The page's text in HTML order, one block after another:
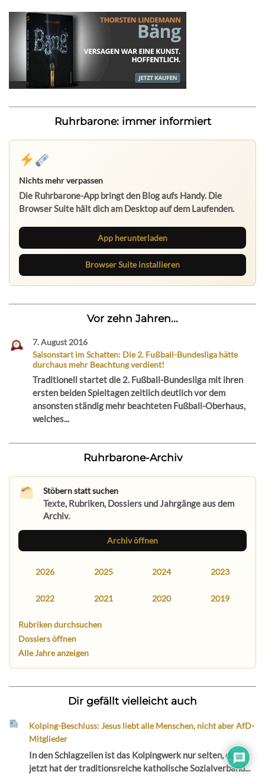
Ruhrbarone: immer informiert
Nichts mehr verpassen
Die Ruhrbarone-App bringt den Blog aufs Handy. Die
Browser Suite hält dich am Desktop auf dem Laufenden.
App herunterladen
Browser Suite installieren
Vor zehn Jahren...
7. August 2016
Saisonstart im Schatten: Die 2. Fußball-Bundesliga hätte
durchaus mehr Beachtung verdient!
Traditionell startet die 2. Fußball-Bundesliga mit ihren
ersten beiden Spieltagen zeitlich deutlich vor dem
ansonsten ständig mehr beachteten Fußball-Oberhaus,
welches...
Ruhrbarone-Archiv
Stöbern statt suchen
Texte, Rubriken, Dossiers und Jahrgänge aus dem
Archiv.
Archiv öffnen
2026 2025 2024 2023
2022 2021 2020 2019
Rubriken durchsuchen
Dossiers öffnen
Alle Jahre anzeigen
Dir gefällt vielleicht auch
Kolping-Beschluss: Jesus liebt alle Menschen, nicht aber AfD-
Mitglieder
In den Schlagzeilen ist das Kolpingwerk nur selten, doch
jetzt hat der traditionsreiche katholische Sozialverband...